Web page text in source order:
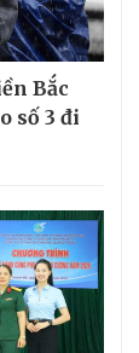
Bắc
số 3 đi